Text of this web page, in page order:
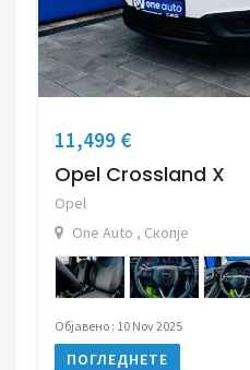
11,499 €
Opel Crossland X
Opel
One Auto , Скопје
Објавено : 10 Nov 2025
ПОГЛЕДНЕТЕ